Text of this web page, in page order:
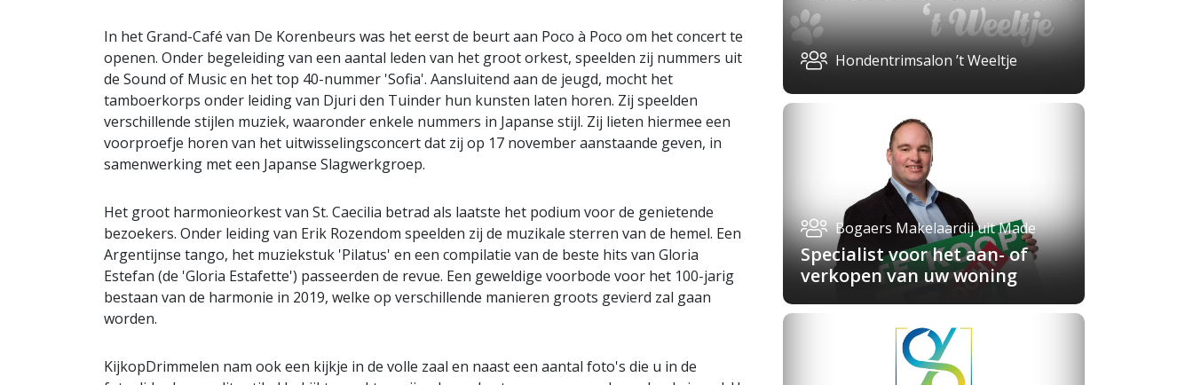
In het Grand-Café van De Korenbeurs was het eerst de beurt aan Poco à Poco om het concert te
openen. Onder begeleiding van een aantal leden van het groot orkest, speelden zij nummers uit
de Sound of Music en het top 40-nummer 'Sofia'. Aansluitend aan de jeugd, mocht het
tamboerkorps onder leiding van Djuri den Tuinder hun kunsten laten horen. Zij speelden
verschillende stijlen muziek, waaronder enkele nummers in Japanse stijl. Zij lieten hiermee een
voorproefje horen van het uitwisselingsconcert dat zij op 17 november aanstaande geven, in
samenwerking met een Japanse Slagwerkgroep.
Het groot harmonieorkest van St. Caecilia betrad als laatste het podium voor de genietende
bezoekers. Onder leiding van Erik Rozendom speelden zij de muzikale sterren van de hemel. Een
Argentijnse tango, het muziekstuk 'Pilatus' en een compilatie van de beste hits van Gloria
Estefan (de 'Gloria Estafette') passeerden de revue. Een geweldige voorbode voor het 100-jarig
bestaan van de harmonie in 2019, welke op verschillende manieren groots gevierd zal gaan
worden.
KijkopDrimmelen nam ook een kijkje in de volle zaal en naast een aantal foto's die u in de
Hondentrimsalon ’t Weeltje
Bogaers Makelaardij uit Made
Specialist voor het aan- of
verkopen van uw woning